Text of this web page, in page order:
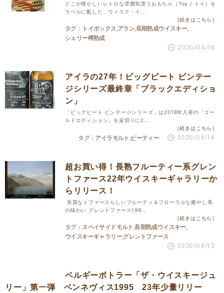
どこか懐かしいレトロな雰囲気漂うおもちゃ（Toy / トイ）を
ラベルに配した、ウィスク・イ...
［続きはこちら］
トイボックス アラン長期熟成ウイスキー
シェリー樽熟成
2020/04/16
アイラの27年！ビッグピート ビンテー
ジシリーズ最終章「ブラックエディショ
ン」
「ビッグピート ビンテージシリーズ」は2018年入荷の「ゴー
ルドエディション」を皮切りに2...
［続きはこちら］
アイラモルト ピーティー 2020/04/14
超お買い得！長熟フルーティー系グレン
トファース22年ウイスキーギャラリーか
らリリース！
良質なトファースらしいフルーティ＆フローラルな癒やし系
の味わい グレントファース199...
［続きはこちら］
スペイサイドモルト 長期熟成ウイスキー
ウイスキーギャラリーグレントファース
2020/04/13
ベルギーボトラー「ザ・ウイスキージュ
リー」第一弾 ベンネヴィス1995 23年少量リリー